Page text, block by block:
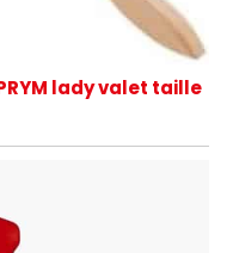
lady valet taille